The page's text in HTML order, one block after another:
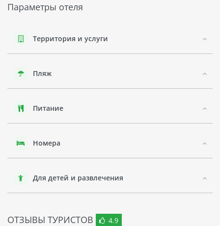
Дубай.
достопримечательностей, таких как ТЦ "Дубай-Молл",
спальнями. В номерах есть кухня, телевизор и
кондиционер.
Кратко: Отель J5 RIMAL HOTEL APARTMENT - современный
отель с активными видами спорта и лечебными
процедурами, расположенный в районе Дейра, город
SPA-центр. Номера включают кухню, телевизор и
Параметры отеля
Территория и услуги
Пляж
Питание
Номера
Для детей и развлечения
ОТЗЫВЫ ТУРИСТОВ 4.9